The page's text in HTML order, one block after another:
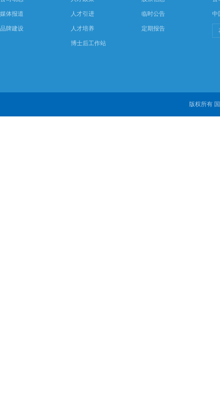
媒体报道
品牌建设
人才引进
人才培养
博士后工作站
临时公告
定期报告
中
版权所有